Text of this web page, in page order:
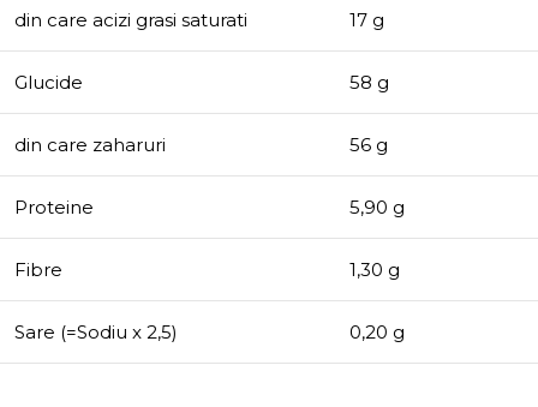
din care acizi grasi saturati 17 g
Glucide 58 g
din care zaharuri 56 g
Proteine 5,90 g
Fibre 1,30 g
Sare (=Sodiu x 2,5) 0,20 g